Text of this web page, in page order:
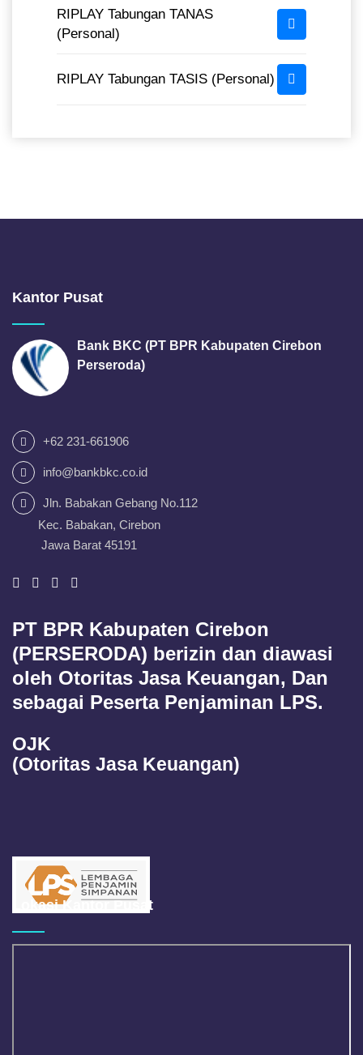
RIPLAY Tabungan TANAS
(Personal)
RIPLAY Tabungan TASIS (Personal)
Kantor Pusat
Bank BKC (PT BPR Kabupaten Cirebon
Perseroda)
+62 231-661906
info@bankbkc.co.id
Jln. Babakan Gebang No.112
Kec. Babakan, Cirebon
Jawa Barat 45191
PT BPR Kabupaten Cirebon
(PERSERODA) berizin dan diawasi
oleh Otoritas Jasa Keuangan, Dan
sebagai Peserta Penjaminan LPS.
OJK
(Otoritas Jasa Keuangan)
Lokasi Kantor Pusat